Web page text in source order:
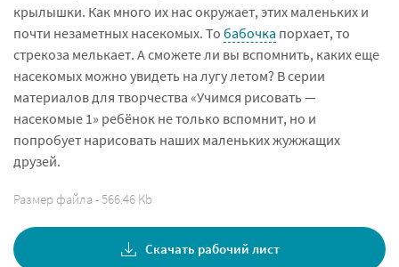
крылышки. Как много их нас окружает, этих маленьких и
почти незаметных насекомых. То бабочка порхает, то
стрекоза мелькает. А сможете ли вы вспомнить, каких еще
насекомых можно увидеть на лугу летом? В серии
материалов для творчества «Учимся рисовать —
насекомые 1» ребёнок не только вспомнит, но и
попробует нарисовать наших маленьких жужжащих
друзей.
Размер файла - 566.46 Kb
Скачать рабочий лист